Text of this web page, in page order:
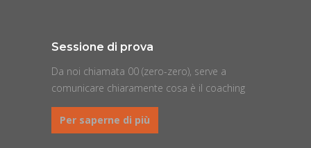
Sessione di prova
Da noi chiamata 00 (zero-zero), serve a
comunicare chiaramente cosa è il coaching
Per saperne di più